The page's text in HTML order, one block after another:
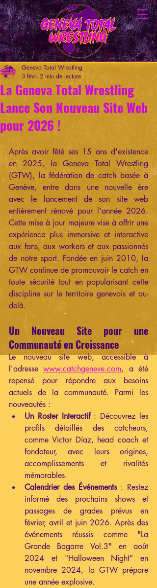
La Geneva Total Wrestling
Lance Son Nouveau Site Web
pour 2026 !
Geneva Total Wrestling
3 févr. 2 min de lecture
Après avoir fêté ses 15 ans d'existence
en 2025, la Geneva Total Wrestling
(GTW), la fédération de catch basée à
Genève, entre dans une nouvelle ère
avec le lancement de son site web
entièrement rénové pour l'année 2026.
Cette mise à jour majeure vise à offrir une
expérience plus immersive et interactive
aux fans, aux workers et aux passionnés
de notre sport. Fondée en juin 2010, la
GTW continue de promouvoir le catch en
toute sécurité tout en popularisant cette
discipline sur le territoire genevois et au-
delà.
Un Nouveau Site pour une
Communauté en Croissance
Le nouveau site web, accessible à
l'adresse www.catchgeneve.com, a été
repensé pour répondre aux besoins
actuels de la communauté. Parmi les
nouveautés :
Un Roster Interactif : Découvrez les
profils détaillés des catcheurs,
comme Victor Díaz, head coach et
fondateur, avec leurs origines,
accomplissements et rivalités
mémorables.
Calendrier des Événements : Restez
informé des prochains shows et
passages de grades prévus en
février, avril et juin 2026. Après des
événements réussis comme "La
Grande Bagarre Vol.3" en août
2024 et "Halloween Night" en
novembre 2024, la GTW prépare
une année explosive.